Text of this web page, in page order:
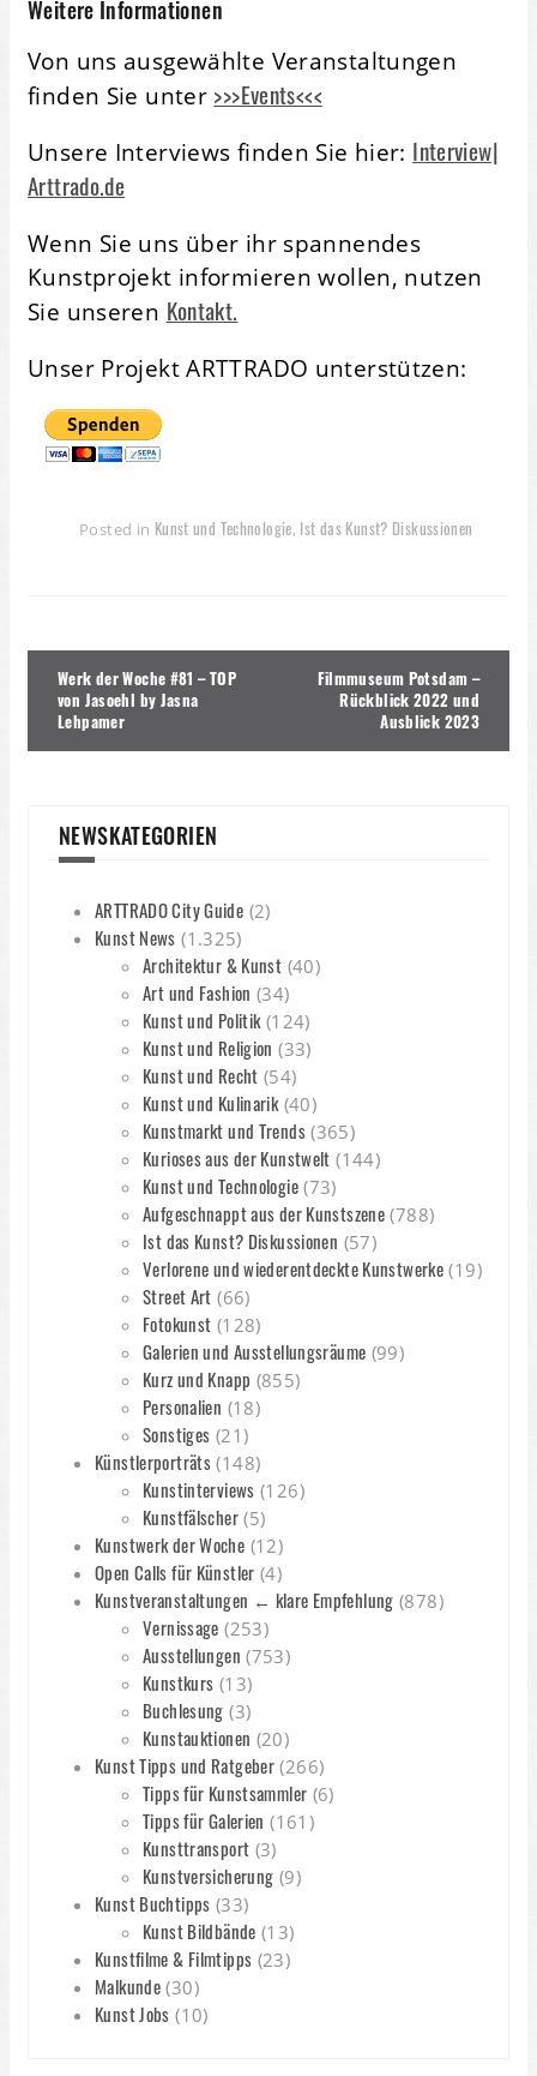
Weitere Informationen
Von uns ausgewählte Veranstaltungen
finden Sie unter >>>Events<<<
Unsere Interviews finden Sie hier: Interview|
Arttrado.de
Wenn Sie uns über ihr spannendes
Kunstprojekt informieren wollen, nutzen
Sie unseren Kontakt.
Unser Projekt ARTTRADO unterstützen:
Posted in Kunst und Technologie, Ist das Kunst? Diskussionen
Beitragsnavigation
Werk der Woche #81 – TOP
von Jasoehl by Jasna
Lehpamer
Filmmuseum Potsdam –
Rückblick 2022 und
Ausblick 2023
NEWSKATEGORIEN
ARTTRADO City Guide (2)
Kunst News (1.325)
Architektur & Kunst (40)
Art und Fashion (34)
Kunst und Politik(124)
Kunst und Religion (33)
Kunst und Recht (54)
Kunst und Kulinarik(40)
Kunstmarkt und Trends(365)
Kurioses aus der Kunstwelt (144)
Kunst und Technologie(73)
Aufgeschnappt aus der Kunstszene (788)
Ist das Kunst? Diskussionen (57)
Verlorene und wiederentdeckte Kunstwerke (19)
Street Art (66)
Fotokunst (128)
Galerien und Ausstellungsräume (99)
Kurz und Knapp (855)
Personalien (18)
Sonstiges (21)
Künstlerporträts (148)
Kunstinterviews (126)
Kunstfälscher(5)
Kunstwerk der Woche (12)
Open Calls für Künstler (4)
Kunstveranstaltungen ← klare Empfehlung (878)
Vernissage (253)
Ausstellungen (753)
Kunstkurs (13)
Buchlesung (3)
Kunstauktionen (20)
Kunst Tipps und Ratgeber (266)
Tipps für Kunstsammler (6)
Tipps für Galerien (161)
Kunsttransport (3)
Kunstversicherung (9)
Kunst Buchtipps (33)
Kunst Bildbände (13)
Kunstfilme & Filmtipps (23)
Malkunde (30)
Kunst Jobs (10)